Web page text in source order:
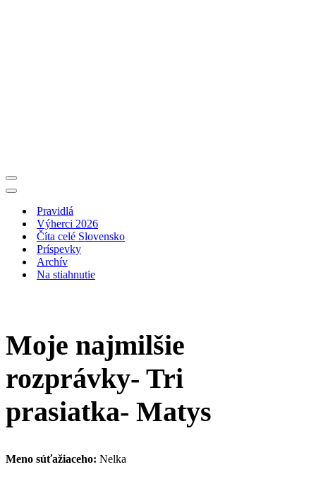
Menu
navigácie
Menu
navigáciePravidlá
Výherci 2026
Číta celé Slovensko
Príspevky
Archív
Na stiahnutie
Moje najmilšie
rozprávky- Tri
prasiatka- Matys
Meno súťažiaceho: Nelka